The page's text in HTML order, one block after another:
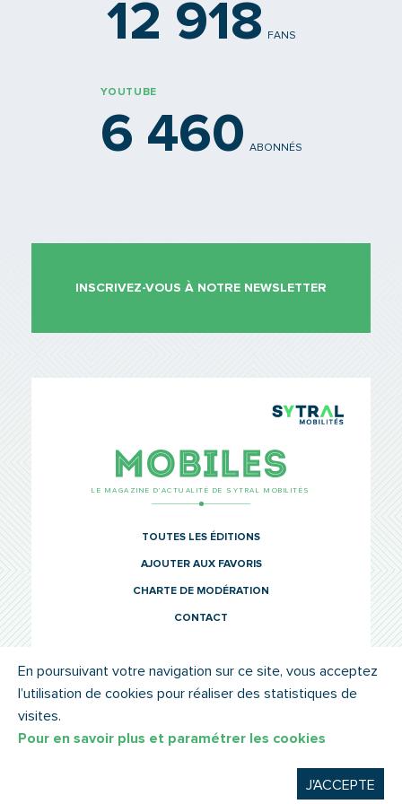
12 918 FANS
YOUTUBE
6 460 ABONNÉS
INSCRIVEZ-VOUS À NOTRE NEWSLETTER
LE MAGAZINE D’ACTUALITÉ DE SYTRAL MOBILITÉS
TOUTES LES ÉDITIONS
AJOUTER AUX FAVORIS
CHARTE DE MODÉRATION
CONTACT
© SYTRAL MOBILITÉS 2022 MENTIONS LÉGALES
En poursuivant votre navigation sur ce site, vous acceptez
l’utilisation de cookies pour réaliser des statistiques de
visites.
Pour en savoir plus et paramétrer les cookies
J'ACCEPTE